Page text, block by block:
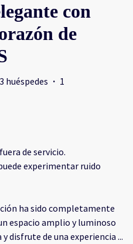
con
de
3 huéspedes · 1
de servicio.
experimentar ruido
ha sido completamente
espacio amplio y luminoso
disfrute de una experiencia ...